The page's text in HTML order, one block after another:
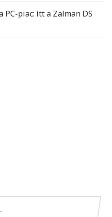
piac: itt a Zalman DS